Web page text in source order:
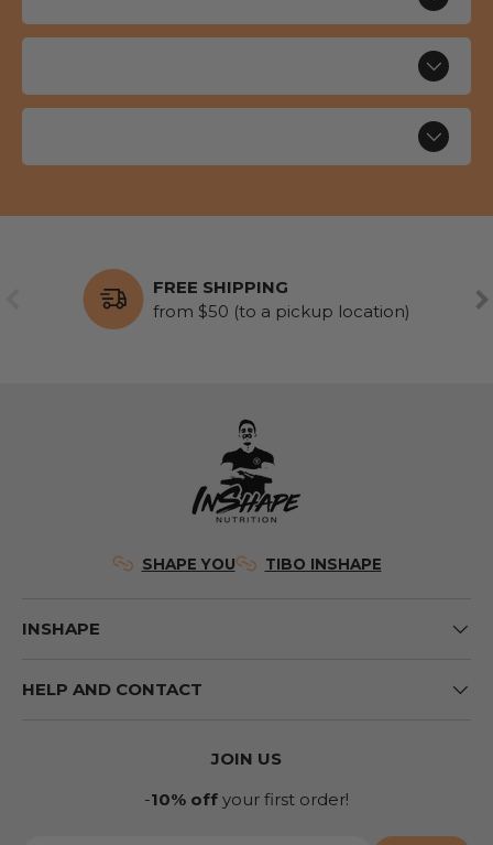
FREE SHIPPING
from $50 (to a pickup location)
SHAPE YOU TIBO INSHAPE
INSHAPE
HELP AND CONTACT
JOIN US
-10% off your first order!